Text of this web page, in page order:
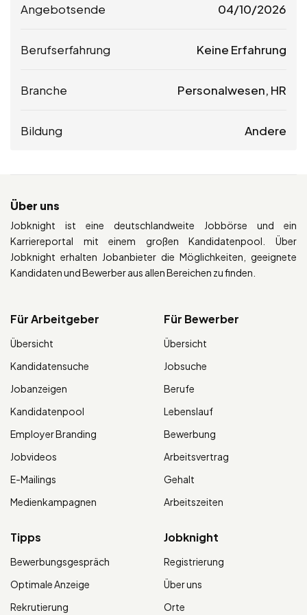
Angebotsende 04/10/2026
Berufserfahrung Keine Erfahrung
Branche Personalwesen, HR
Bildung Andere
Über uns
Jobknight ist eine deutschlandweite Jobbörse und ein
Karriereportal mit einem großen Kandidatenpool. Über
Jobknight erhalten Jobanbieter die Möglichkeiten, geeignete
Kandidaten und Bewerber aus allen Bereichen zu finden.
Für Arbeitgeber
Übersicht
Kandidatensuche
Jobanzeigen
Kandidatenpool
Employer Branding
Jobvideos
E-Mailings
Medienkampagnen
Für Bewerber
Übersicht
Jobsuche
Berufe
Lebenslauf
Bewerbung
Arbeitsvertrag
Gehalt
Arbeitszeiten
Tipps
Bewerbungsgespräch
Optimale Anzeige
Rekrutierung
Jobknight
Registrierung
Über uns
Orte